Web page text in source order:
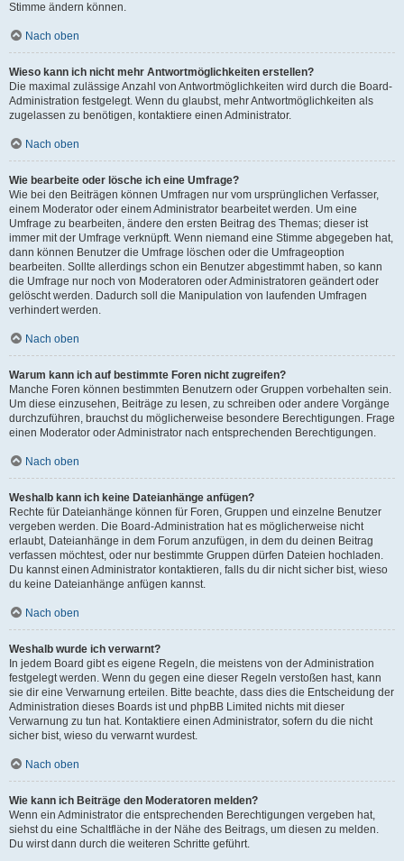
Stimme ändern können.
Nach oben
Wieso kann ich nicht mehr Antwortmöglichkeiten erstellen?
Die maximal zulässige Anzahl von Antwortmöglichkeiten wird durch die Board-
Administration festgelegt. Wenn du glaubst, mehr Antwortmöglichkeiten als
zugelassen zu benötigen, kontaktiere einen Administrator.
Nach oben
Wie bearbeite oder lösche ich eine Umfrage?
Wie bei den Beiträgen können Umfragen nur vom ursprünglichen Verfasser,
einem Moderator oder einem Administrator bearbeitet werden. Um eine
Umfrage zu bearbeiten, ändere den ersten Beitrag des Themas; dieser ist
immer mit der Umfrage verknüpft. Wenn niemand eine Stimme abgegeben hat,
dann können Benutzer die Umfrage löschen oder die Umfrageoption
bearbeiten. Sollte allerdings schon ein Benutzer abgestimmt haben, so kann
die Umfrage nur noch von Moderatoren oder Administratoren geändert oder
gelöscht werden. Dadurch soll die Manipulation von laufenden Umfragen
verhindert werden.
Nach oben
Warum kann ich auf bestimmte Foren nicht zugreifen?
Manche Foren können bestimmten Benutzern oder Gruppen vorbehalten sein.
Um diese einzusehen, Beiträge zu lesen, zu schreiben oder andere Vorgänge
durchzuführen, brauchst du möglicherweise besondere Berechtigungen. Frage
einen Moderator oder Administrator nach entsprechenden Berechtigungen.
Nach oben
Weshalb kann ich keine Dateianhänge anfügen?
Rechte für Dateianhänge können für Foren, Gruppen und einzelne Benutzer
vergeben werden. Die Board-Administration hat es möglicherweise nicht
erlaubt, Dateianhänge in dem Forum anzufügen, in dem du deinen Beitrag
verfassen möchtest, oder nur bestimmte Gruppen dürfen Dateien hochladen.
Du kannst einen Administrator kontaktieren, falls du dir nicht sicher bist, wieso
du keine Dateianhänge anfügen kannst.
Nach oben
Weshalb wurde ich verwarnt?
In jedem Board gibt es eigene Regeln, die meistens von der Administration
festgelegt werden. Wenn du gegen eine dieser Regeln verstoßen hast, kann
sie dir eine Verwarnung erteilen. Bitte beachte, dass dies die Entscheidung der
Administration dieses Boards ist und phpBB Limited nichts mit dieser
Verwarnung zu tun hat. Kontaktiere einen Administrator, sofern du die nicht
sicher bist, wieso du verwarnt wurdest.
Nach oben
Wie kann ich Beiträge den Moderatoren melden?
Wenn ein Administrator die entsprechenden Berechtigungen vergeben hat,
siehst du eine Schaltfläche in der Nähe des Beitrags, um diesen zu melden.
Du wirst dann durch die weiteren Schritte geführt.